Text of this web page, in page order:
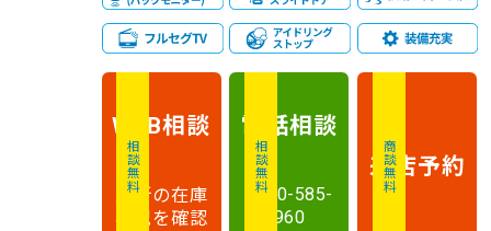
相談無料
WEB相談
最新の在庫
状況を確認
相談無料
電話相談
0120-585-
960
商談無料
来店予約